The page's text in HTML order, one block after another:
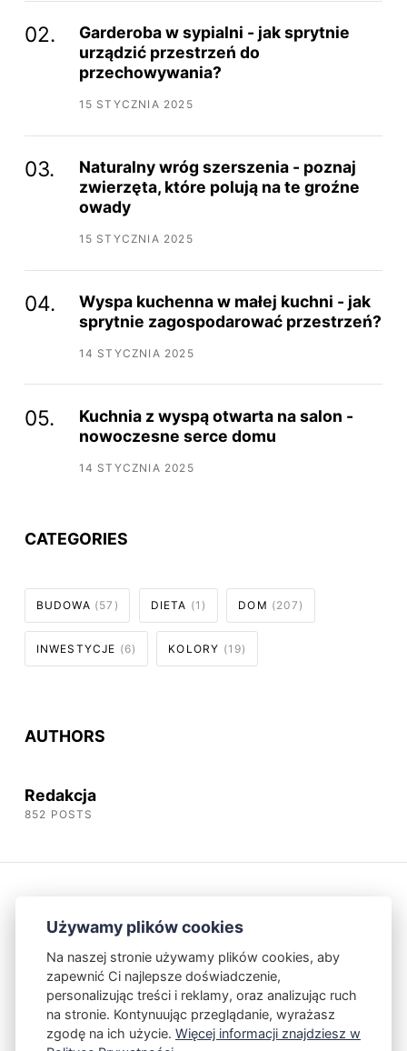
Garderoba w sypialni - jak sprytnie
urządzić przestrzeń do
przechowywania?
15 STYCZNIA 2025
Naturalny wróg szerszenia - poznaj
zwierzęta, które polują na te groźne
owady
15 STYCZNIA 2025
Wyspa kuchenna w małej kuchni - jak
sprytnie zagospodarować przestrzeń?
14 STYCZNIA 2025
Kuchnia z wyspą otwarta na salon -
nowoczesne serce domu
14 STYCZNIA 2025
CATEGORIES
BUDOWA (57) DIETA (1) DOM (207)
INWESTYCJE (6) KOLORY (19)
AUTHORS
Redakcja
852 POSTS
Kontakt Polityka Prywatności
Używamy plików cookies
Na naszej stronie używamy plików cookies, aby
zapewnić Ci najlepsze doświadczenie,
personalizując treści i reklamy, oraz analizując ruch
na stronie. Kontynuując przeglądanie, wyrażasz
zgodę na ich użycie. Więcej informacji znajdziesz w